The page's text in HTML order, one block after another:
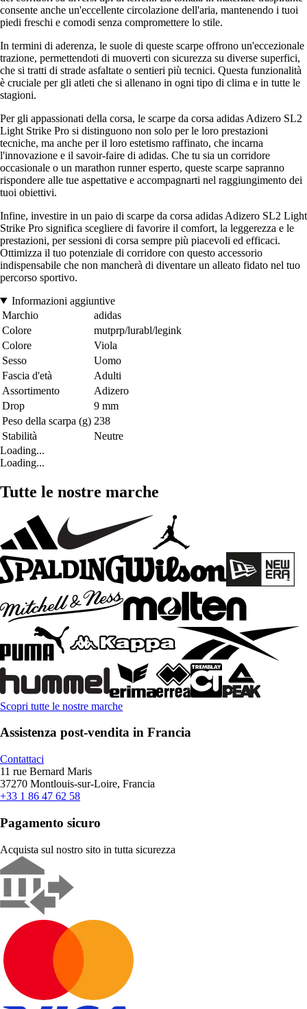
consente anche un'eccellente circolazione dell'aria, mantenendo i tuoi
piedi freschi e comodi senza compromettere lo stile.
In termini di aderenza, le suole di queste scarpe offrono un'eccezionale
trazione, permettendoti di muoverti con sicurezza su diverse superfici,
che si tratti di strade asfaltate o sentieri più tecnici. Questa funzionalità
è cruciale per gli atleti che si allenano in ogni tipo di clima e in tutte le
stagioni.
Per gli appassionati della corsa, le scarpe da corsa adidas Adizero SL2
Light Strike Pro si distinguono non solo per le loro prestazioni
tecniche, ma anche per il loro estetismo raffinato, che incarna
l'innovazione e il savoir-faire di adidas. Che tu sia un corridore
occasionale o un marathon runner esperto, queste scarpe sapranno
rispondere alle tue aspettative e accompagnarti nel raggiungimento dei
tuoi obiettivi.
Infine, investire in un paio di scarpe da corsa adidas Adizero SL2 Light
Strike Pro significa scegliere di favorire il comfort, la leggerezza e le
prestazioni, per sessioni di corsa sempre più piacevoli ed efficaci.
Ottimizza il tuo potenziale di corridore con questo accessorio
indispensabile che non mancherà di diventare un alleato fidato nel tuo
percorso sportivo.
Informazioni aggiuntive
Marchio
adidas
Colore
mutprp/lurabl/legink
Colore
Viola
Sesso
Uomo
Fascia d'età
Adulti
Assortimento
Adizero
Drop
9 mm
Peso della scarpa (g) 238
Stabilità
Neutre
Loading...
Loading...
Tutte le nostre marche
Scopri tutte le nostre marche
Assistenza post-vendita in Francia
Contattaci
11 rue Bernard Maris
37270 Montlouis-sur-Loire, Francia
+33 1 86 47 62 58
Pagamento sicuro
Acquista sul nostro sito in tutta sicurezza